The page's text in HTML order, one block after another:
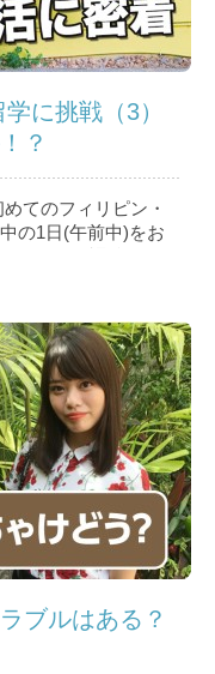
に挑戦（3）
？
てのフィリピン・
の1日(午前中)をお
昼から放課後につい
午後のクラス (マ
ブルはある？